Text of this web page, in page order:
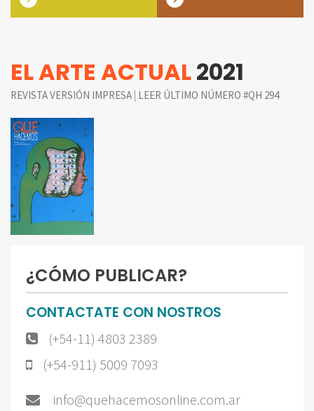
EL ARTE ACTUAL2021
REVISTA VERSIÓN IMPRESA | LEER ÚLTIMO NÚMERO #QH 294
¿CÓMO PUBLICAR?
CONTACTATE CON NOSTROS
(+54-11) 4803 2389
(+54-911) 5009 7093
info@quehacemosonline.com.ar